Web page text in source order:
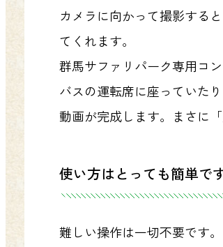
カメラに向かって撮影する
てくれます。
群馬サファリパーク専用コ
バスの運転席に座っていた
動画が完成します。まさに
使い方はとっても簡単で
難しい操作は一切不要です